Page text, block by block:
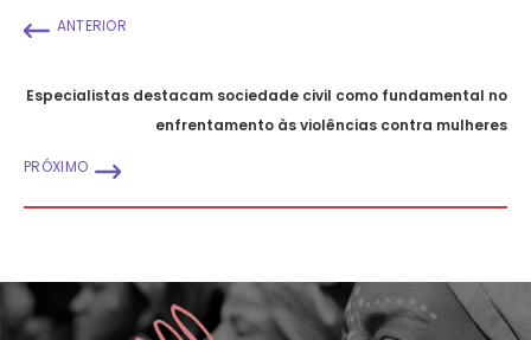
ANTERIOR
Especialistas destacam sociedade civil como fundamental no
enfrentamento às violências contra mulheres
PRÓXIMO